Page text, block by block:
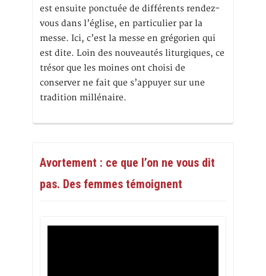
est ensuite ponctuée de différents rendez-
vous dans l’église, en particulier par la
messe. Ici, c’est la messe en grégorien qui
est dite. Loin des nouveautés liturgiques, ce
trésor que les moines ont choisi de
conserver ne fait que s’appuyer sur une
tradition millénaire.
Avortement : ce que l’on ne vous dit
pas. Des femmes témoignent